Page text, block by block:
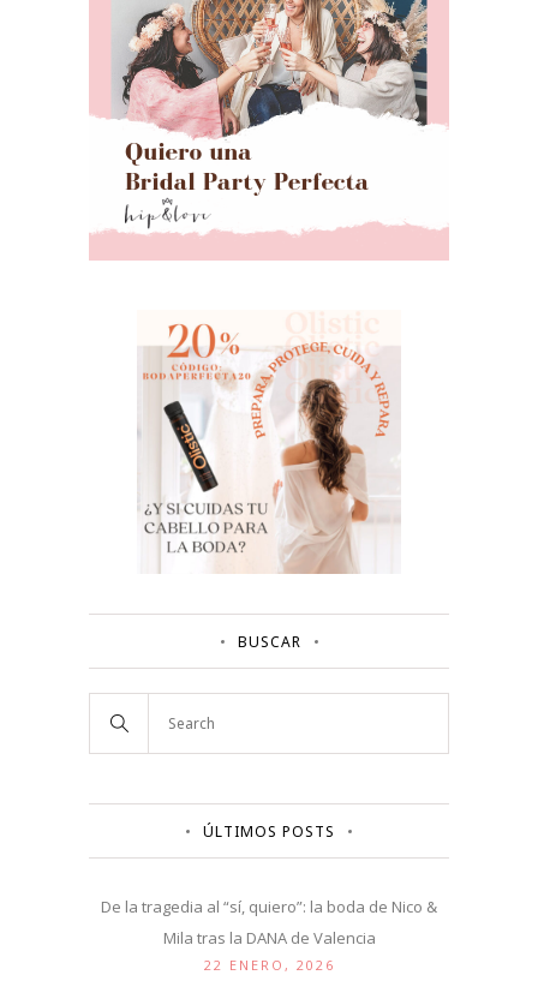
BUSCAR
ÚLTIMOS POSTS
De la tragedia al “sí, quiero”: la boda de Nico &
Mila tras la DANA de Valencia
22 ENERO, 2026